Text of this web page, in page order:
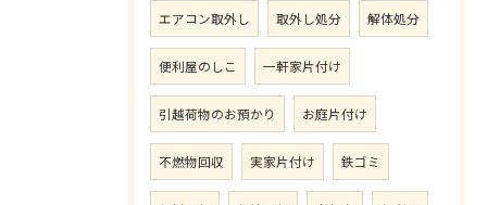
エアコン取外し 取外し処分 解体処分
便利屋のしこ 一軒家片付け
引越荷物のお預かり お庭片付け
不燃物回収 実家片付け 鉄ゴミ